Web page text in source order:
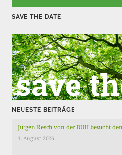
r
g
e
SAVE THE DATE
NEUESTE BEITRÄGE
Jürgen Resch von der DUH besucht
1. August 2026